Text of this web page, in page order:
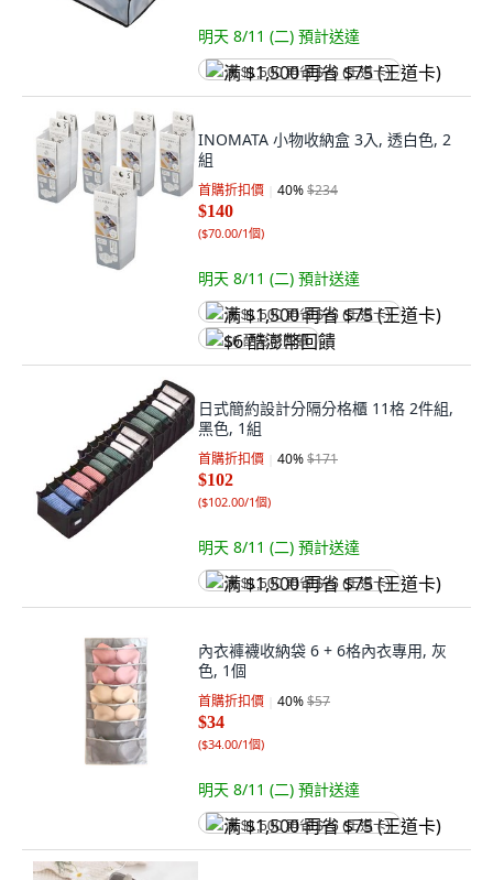
明天 8/11 (二) 預計送達
满 $1,500 再省 $75 (王道卡)
INOMATA 小物收納盒 3入, 透白色, 2
組
首購折扣價 40%$234
$140
($70.00/1個)
明天 8/11 (二) 預計送達
满 $1,500 再省 $75 (王道卡)
$6 酷澎幣回饋
日式簡約設計分隔分格櫃 11格 2件組,
黑色, 1組
首購折扣價 40%$171
$102
($102.00/1個)
明天 8/11 (二) 預計送達
满 $1,500 再省 $75 (王道卡)
內衣褲襪收納袋 6 + 6格內衣專用, 灰
色, 1個
首購折扣價 40%$57
$34
($34.00/1個)
明天 8/11 (二) 預計送達
满 $1,500 再省 $75 (王道卡)